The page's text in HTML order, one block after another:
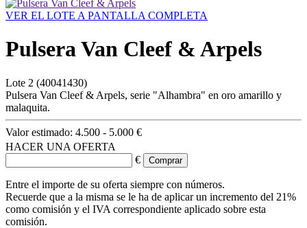
VER EL LOTE A PANTALLA COMPLETA
Pulsera Van Cleef & Arpels
Lote 2 (40041430)
Pulsera Van Cleef & Arpels, serie "Alhambra" en oro amarillo y
malaquita.
Valor estimado: 4.500 - 5.000 €
HACER UNA OFERTA
€
Entre el importe de su oferta siempre con números.
Recuerde que a la misma se le ha de aplicar un incremento del 21%
como comisión y el IVA correspondiente aplicado sobre esta
comisión.